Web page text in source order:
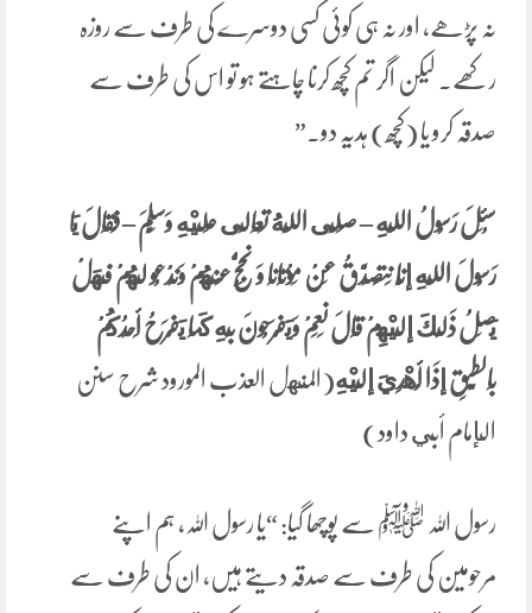
نہ پڑھے، اور نہ ہی کوئی کسی دوسرے کی طرف سے روزہ
رکھے۔ لیکن اگر تم کچھ کرنا چاہتے ہو تو اس کی طرف سے
صدقہ کرو یا (کچھ) ہدیہ دو۔”
سُئِلَ رَسُولُ اللَّهِ – صَلَّى اللَّهُ تَعَالَى عَلَيْهِ وَسَلَّمَ – فَقَالَ يَا
رَسُولَ اللَّهِ إنَّا نَتَصَدَّقُ عَنْ مَوْتَانَا وَنَحُجُّ عَنْهُمْ وَنَدْعُو لَهُمْ فَهَلْ
يَصِلُ ذَلِكَ إلَيْهِمْ قَالَ نَعَمْ وَيَفْرَحُونَ بِهِ كَمَا يَفْرَحُ أَحَدُكُمْ
بِالطَّبَقِ إذَا أُهْدِيَ إلَيْهِ(المنهل العذب المورود شرح سنن
الإمام أبي داود)
رسول اللہ ﷺ سے پوچھا گیا: “یا رسول اللہ، ہم اپنے
مرحومین کی طرف سے صدقہ دیتے ہیں، ان کی طرف سے